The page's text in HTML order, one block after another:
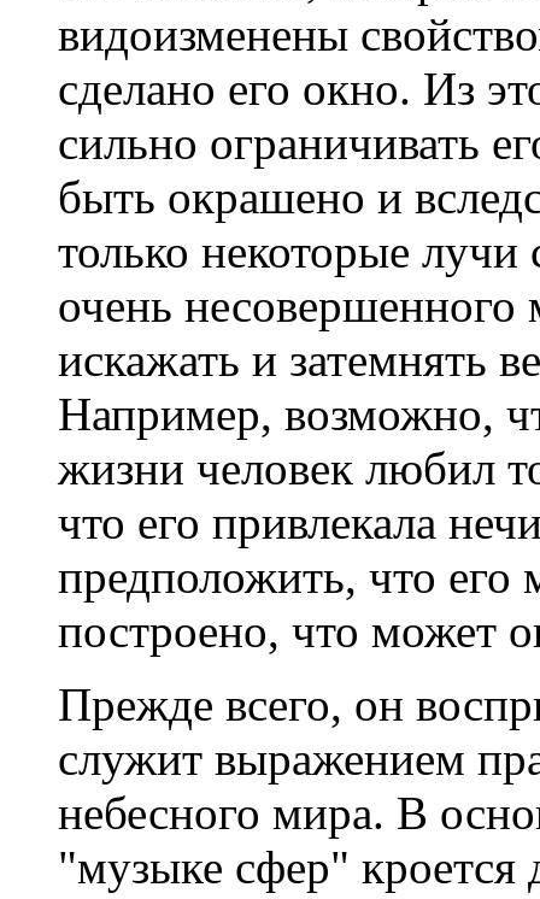
видоизменены
сделано его окно. Из
сильно ограничивать
быть окрашено и
только некоторые
очень несовершенного
искажать и затемнять
Например, возможно,
жизни человек любил
что его привлекала
предположить, что
построено, что может
Прежде всего, он
служит выражением
небесного мира. В
"музыке сфер" кроется